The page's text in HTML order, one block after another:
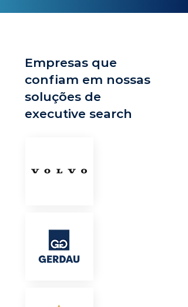
Empresas que
confiam em nossas
soluções de
executive search